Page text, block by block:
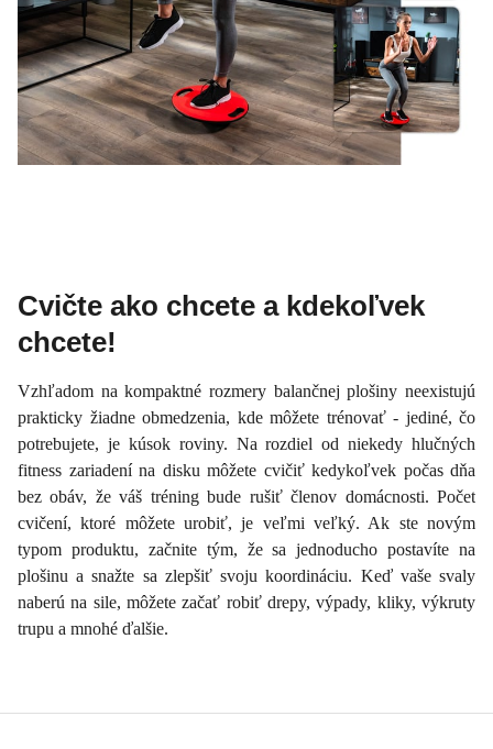
Cvičte ako chcete a kdekoľvek
chcete!
Vzhľadom na kompaktné rozmery balančnej plošiny neexistujú
prakticky žiadne obmedzenia, kde môžete trénovať - jediné, čo
potrebujete, je kúsok roviny. Na rozdiel od niekedy hlučných
fitness zariadení na disku môžete cvičiť kedykoľvek počas dňa
bez obáv, že váš tréning bude rušiť členov domácnosti. Počet
cvičení, ktoré môžete urobiť, je veľmi veľký. Ak ste novým
typom produktu, začnite tým, že sa jednoducho postavíte na
plošinu a snažte sa zlepšiť svoju koordináciu. Keď vaše svaly
naberú na sile, môžete začať robiť drepy, výpady, kliky, výkruty
trupu a mnohé ďalšie.